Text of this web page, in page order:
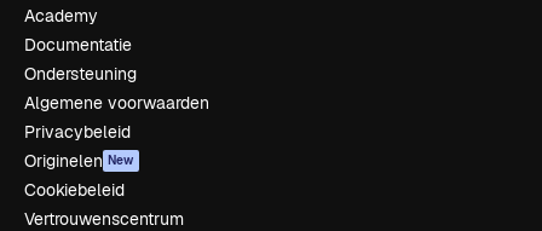
Academy
Documentatie
Ondersteuning
Algemene voorwaarden
Privacybeleid
Originelen New
Cookiebeleid
Vertrouwenscentrum